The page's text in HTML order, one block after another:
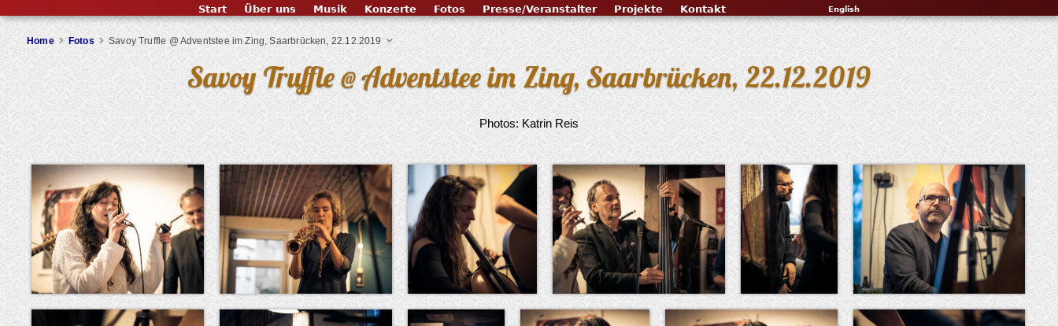
Home Fotos Savoy Truffle @ Adventstee im Zing, Saarbrücken, 22.12.2019
Savoy Truffle @ Adventstee im Zing, Saarbrücken, 22.12.2019
Photos: Katrin Reis
Start Über uns Musik Konzerte Fotos Presse/Veranstalter Projekte Kontakt English